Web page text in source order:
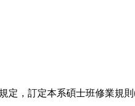
定，訂定本系碩士班修業規則